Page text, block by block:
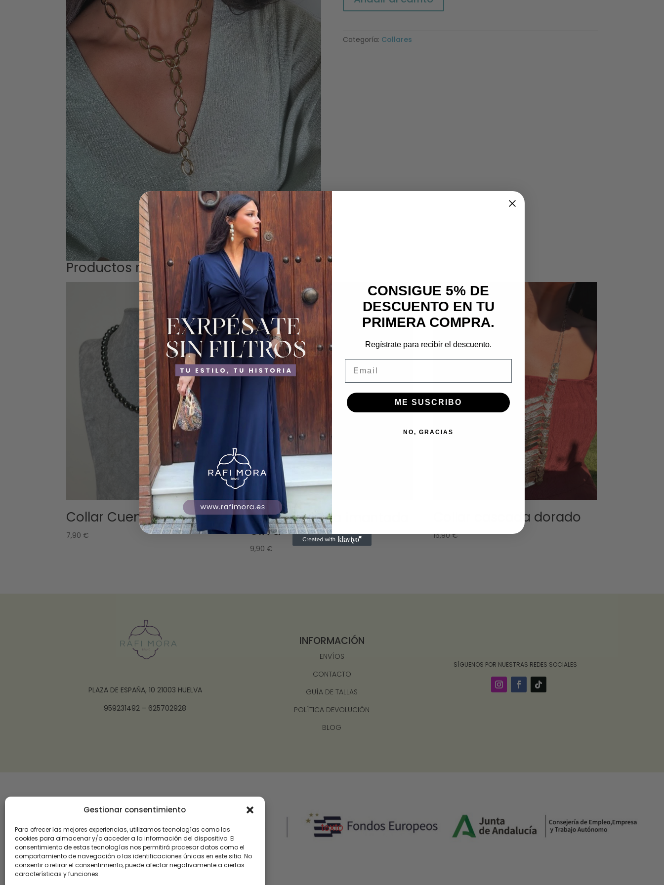
Gestionar consentimiento
Para ofrecer las mejores experiencias, utilizamos tecnologías como las
cookies para almacenar y/o acceder a la información del dispositivo. El
consentimiento de estas tecnologías nos permitirá procesar datos como el
comportamiento de navegación o las identificaciones únicas en este sitio. No
consentir o retirar el consentimiento, puede afectar negativamente a ciertas
características y funciones.
cantidad
Categoría: Collares
Productos relacionados
Collar Cuentas grises
7,90 €
Collar/pulsera imantada
oliva
9,90 €
Collar cascada dorado
16,90€
PLAZA DE ESPAÑA, 10 21003 HUELVA
959231492 – 625702928
INFORMACIÓN
ENVÍOS
CONTACTO
GUÍA DE TALLAS
POLÍTICA DEVOLUCIÓN
BLOG
‎ ‎ ‎ ‎ ‎ ‎‎ ‎ SÍGUENOS POR NUESTRAS REDES SOCIALES
CONSIGUE 5% DE
DESCUENTO EN TU
PRIMERA COMPRA.
Regístrate para recibir el descuento.
ME SUSCRIBO
NO, GRACIAS